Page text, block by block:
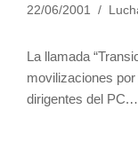
22/06/2001
La llamada
movilizaciones
dirigentes del